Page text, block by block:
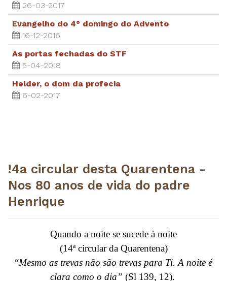
26-03-2017
Evangelho do 4° domingo do Advento
16-12-2016
As portas fechadas do STF
5-04-2018
Helder, o dom da profecia
6-02-2017
!4a circular desta Quarentena -
Nos 80 anos de vida do padre
Henrique
Quando a noite se sucede à noite
(14ª circular da Quarentena)
“Mesmo as trevas não são trevas para Ti. A noite é
clara como o dia” (Sl 139, 12).